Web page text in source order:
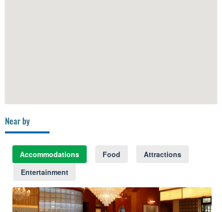
Near by
Accommodations Food
Attractions
Entertainment